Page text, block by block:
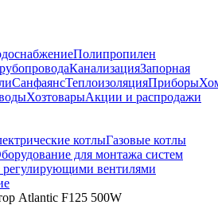
Полипропилен
КанализацияЗапорная
СанфаянсТеплоизоляцияПриборы
ХозтоварыАкции и распродажи
котлыГазовые котлы
для монтажа систем
регулирующими вентилями
Atlantic F125 500W